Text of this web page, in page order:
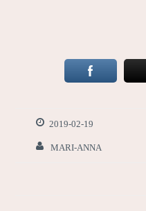
2019-02-19
MARI-ANNA